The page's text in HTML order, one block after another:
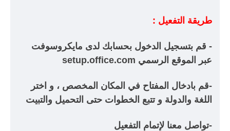
طريقة التفعيل :
- قم بتسجيل الدخول بحسابك لدى مايكروسوفت
عبر الموقع الرسمي setup.office.com
-قم بادخال المفتاح في المكان المخصص ، و اختر
اللغة والدولة و تتبع الخطوات حتى التحميل والتبيت
-تواصل معنا لإتمام التفعيل